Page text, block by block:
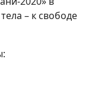
– к свободе